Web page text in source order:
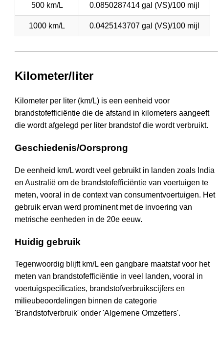
500 km/L 0.0850287414 gal (VS)/100 mijl
1000 km/L 0.0425143707 gal (VS)/100 mijl
Kilometer/liter
Kilometer per liter (km/L) is een eenheid voor
brandstofefficiëntie die de afstand in kilometers aangeeft
die wordt afgelegd per liter brandstof die wordt verbruikt.
Geschiedenis/Oorsprong
De eenheid km/L wordt veel gebruikt in landen zoals India
en Australië om de brandstofefficiëntie van voertuigen te
meten, vooral in de context van consumentvoertuigen. Het
gebruik ervan werd prominent met de invoering van
metrische eenheden in de 20e eeuw.
Huidig gebruik
Tegenwoordig blijft km/L een gangbare maatstaf voor het
meten van brandstofefficiëntie in veel landen, vooral in
voertuigspecificaties, brandstofverbruikscijfers en
milieubeoordelingen binnen de categorie
'Brandstofverbruik' onder 'Algemene Omzetters'.